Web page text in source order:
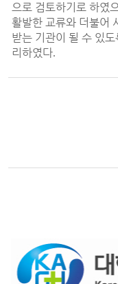
으로 검토하기로 하였
활발한 교류와 더불어
받는 기관이 될 수 있
리하였다.